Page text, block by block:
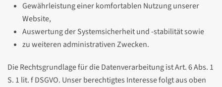
Gewährleistung einer komfortablen Nutzung unserer
Website,
Auswertung der Systemsicherheit und -stabilität sowie
zu weiteren administrativen Zwecken.
Die Rechtsgrundlage für die Datenverarbeitung ist Art. 6 Abs. 1
S. 1 lit. f DSGVO. Unser berechtigtes Interesse folgt aus oben